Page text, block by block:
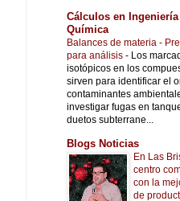
Cálculos en Ingeniería
Química
Balances de materia -
para análisis - Los
isotópicos en los
sirven para identificar el
contaminantes
investigar fugas en
duetos subterrane...
Blogs Noticias
En Las
centro
con la
de